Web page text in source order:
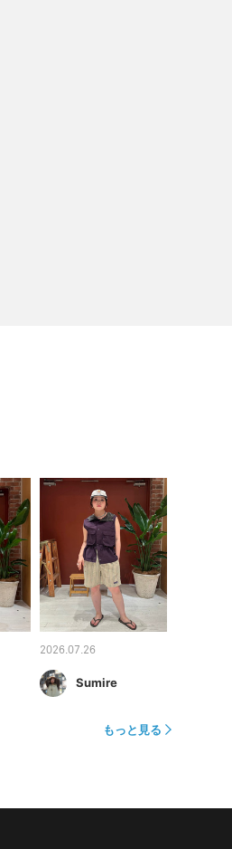
2026.07.26
Sumire
もっと見る